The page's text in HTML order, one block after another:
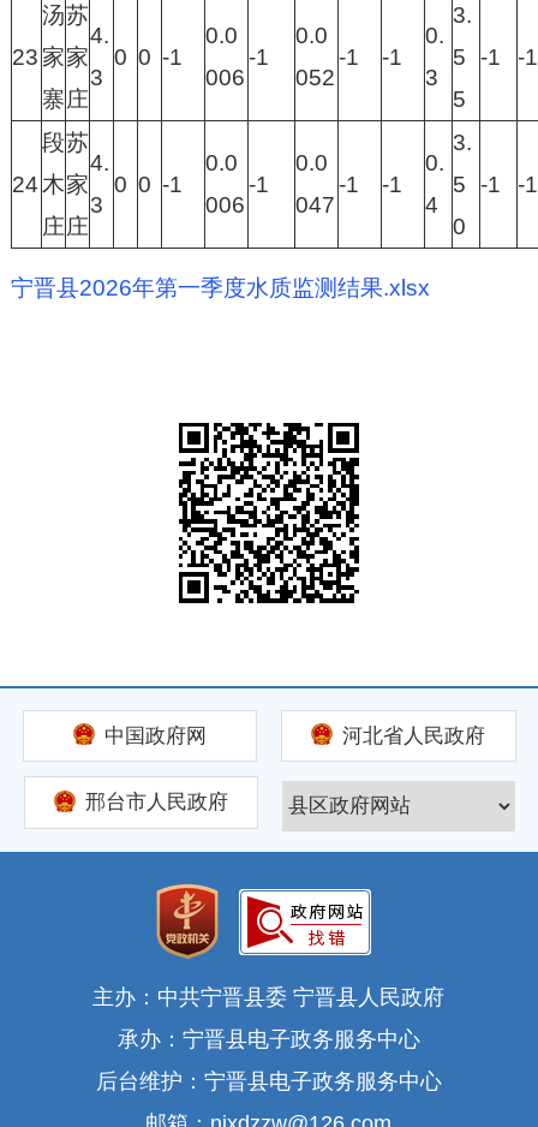
23
汤
家
寨
苏
家
庄
4.
3
0 0 -1
0.0
006
-1
0.0
052
-1 -1
0.
3
3.
5
5
-1 -1
24
段
木
庄
苏
家
庄
4.
3
0 0 -1
0.0
006
-1
0.0
047
-1 -1
0.
4
3.
5
0
-1 -1
宁晋县2026年第一季度水质监测结果.xlsx
中国政府网 河北省人民政府
邢台市人民政府
主办：中共宁晋县委 宁晋县人民政府
承办：宁晋县电子政务服务中心
后台维护：宁晋县电子政务服务中心